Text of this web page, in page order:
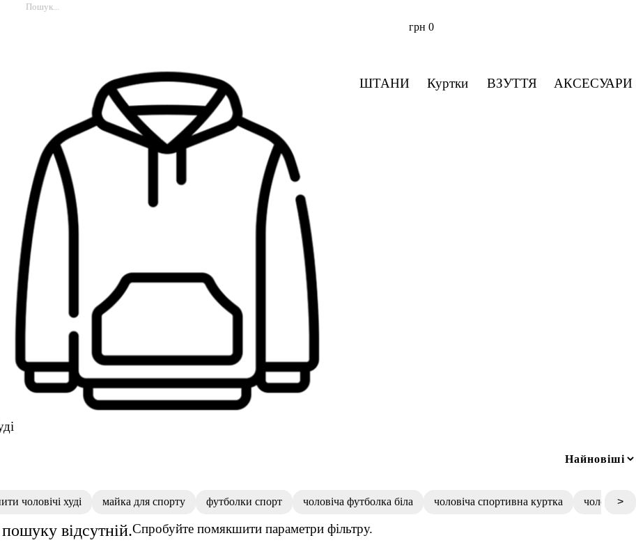
грн 0
ШТАНИ Куртки ВЗУТТЯ АКСЕСУАРИ
чоловічі худі майка для спорту футболки спорт чоловіча футболка біла чоловіча спортивна куртка чоловічі
>
пошуку відсутній.Спробуйте помякшити параметри фільтру.